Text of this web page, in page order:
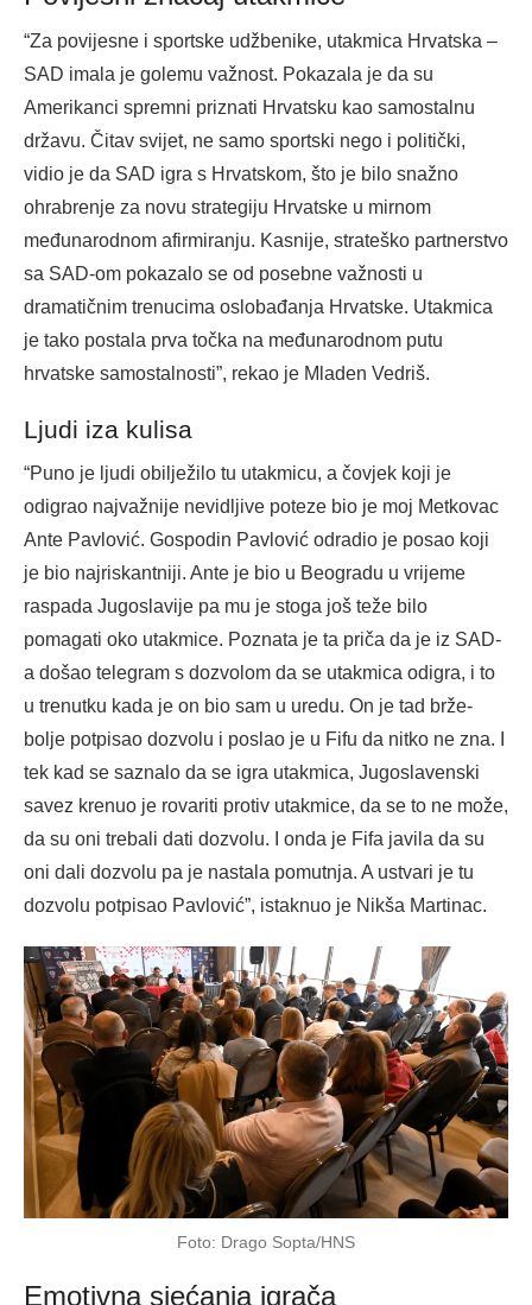
“Za povijesne i sportske udžbenike, utakmica Hrvatska –
SAD imala je golemu važnost. Pokazala je da su
Amerikanci spremni priznati Hrvatsku kao samostalnu
državu. Čitav svijet, ne samo sportski nego i politički,
vidio je da SAD igra s Hrvatskom, što je bilo snažno
ohrabrenje za novu strategiju Hrvatske u mirnom
međunarodnom afirmiranju. Kasnije, strateško partnerstvo
sa SAD-om pokazalo se od posebne važnosti u
dramatičnim trenucima oslobađanja Hrvatske. Utakmica
je tako postala prva točka na međunarodnom putu
hrvatske samostalnosti”, rekao je Mladen Vedriš.
Ljudi iza kulisa
“Puno je ljudi obilježilo tu utakmicu, a čovjek koji je
odigrao najvažnije nevidljive poteze bio je moj Metkovac
Ante Pavlović. Gospodin Pavlović odradio je posao koji
je bio najriskantniji. Ante je bio u Beogradu u vrijeme
raspada Jugoslavije pa mu je stoga još teže bilo
pomagati oko utakmice. Poznata je ta priča da je iz SAD-
a došao telegram s dozvolom da se utakmica odigra, i to
u trenutku kada je on bio sam u uredu. On je tad brže-
bolje potpisao dozvolu i poslao je u Fifu da nitko ne zna. I
tek kad se saznalo da se igra utakmica, Jugoslavenski
savez krenuo je rovariti protiv utakmice, da se to ne može,
da su oni trebali dati dozvolu. I onda je Fifa javila da su
oni dali dozvolu pa je nastala pomutnja. A ustvari je tu
dozvolu potpisao Pavlović”, istaknuo je Nikša Martinac.
Foto: Drago Sopta/HNS
Emotivna sjećanja igrača